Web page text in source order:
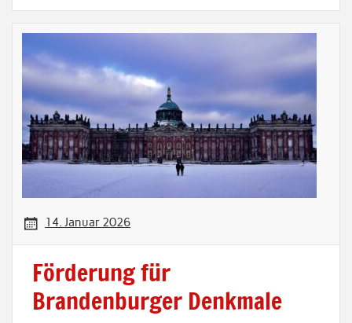
14. Januar 2026
Förderung für
Brandenburger Denkmale